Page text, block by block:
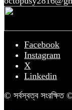
Facebook
Instagram
X
Linkedin
© সর্বস্বত্ব সংরক্ষিত